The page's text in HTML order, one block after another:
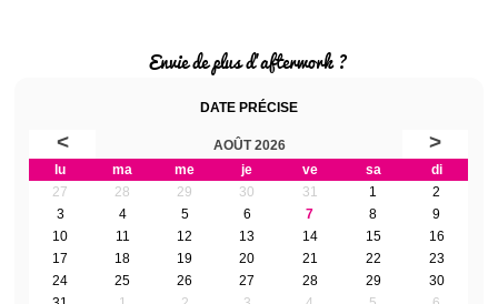
Envie de plus d'afterwork ?
DATE PRÉCISE
< AOÛT 2026 >
lu ma me je ve sa
di
27
28 29 30 31 1
2
3
4 5 6 7 8
9
10
11 12 13 14 15
16
17
18 19 20 21 22
23
24
25 26 27 28 29
30